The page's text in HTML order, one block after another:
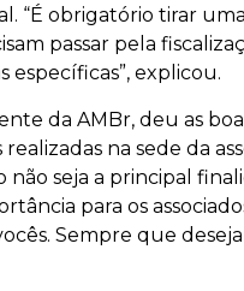
“É obrigatório tirar
passar pela
específicas”, explicou.
da AMBr, deu as
na sede da
não seja a principal
para os
Sempre que